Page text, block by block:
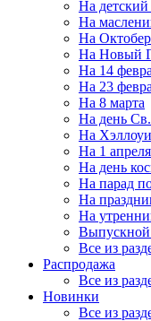
На детский
На
На
На Новый
На 14
На 23
На 8 марта
На день
На
На 1 апреля
На день
На парад
На
На
Выпускной
Все из
Распродажа
Все из
Новинки
Все из